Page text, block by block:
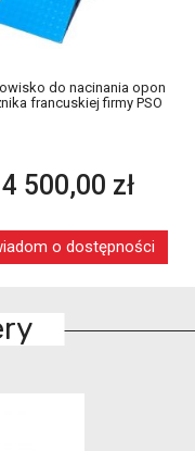
do nacinania opon
francuskiej firmy PSO
4 500,00 zł
o dostępności